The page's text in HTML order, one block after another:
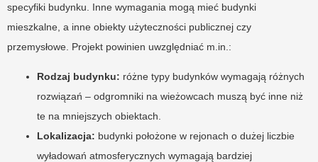
specyfiki budynku. Inne wymagania mogą mieć budynki
mieszkalne, a inne obiekty użyteczności publicznej czy
przemysłowe. Projekt powinien uwzględniać m.in.:
Rodzaj budynku: różne typy budynków wymagają różnych
rozwiązań – odgromniki na wieżowcach muszą być inne niż
te na mniejszych obiektach.
Lokalizacja: budynki położone w rejonach o dużej liczbie
wyładowań atmosferycznych wymagają bardziej